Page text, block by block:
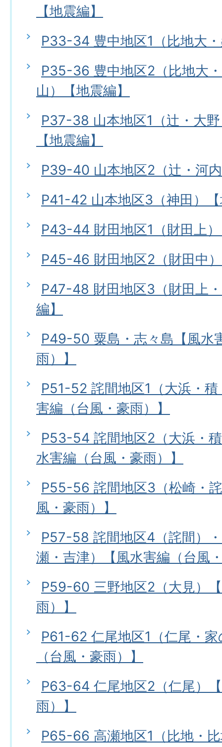
【地震編】
P33-34 豊中地区1（比地大
P35-36 豊中地区2（比地大
山）【地震編】
P37-38 山本地区1（辻・大
【地震編】
P39-40 山本地区2（辻・河
P41-42 山本地区3（神田）
P43-44 財田地区1（財田上
P45-46 財田地区2（財田中
P47-48 財田地区3（財田上
編】
P49-50 粟島・志々島【風水
雨）】
P51-52 詫間地区1（大浜・
害編（台風・豪雨）】
P53-54 詫間地区2（大浜・
水害編（台風・豪雨）】
P55-56 詫間地区3（松崎・
風・豪雨）】
P57-58 詫間地区4（詫間）
瀬・吉津）【風水害編（台風
P59-60 三野地区2（大見）
雨）】
P61-62 仁尾地区1（仁尾・
（台風・豪雨）】
P63-64 仁尾地区2（仁尾）
雨）】
P65-66 高瀬地区1（比地・